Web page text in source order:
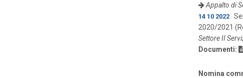
Appalto di
14 10 2022
2020/2021
Settore II
Documenti:
Nomina